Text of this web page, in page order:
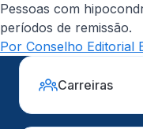
Pessoas com
períodos de remissão.
Por Conselho Editorial
Carreiras